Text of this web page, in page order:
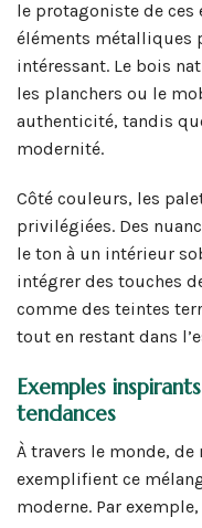
le protagoniste de ces
éléments métalliques
intéressant. Le bois
les planchers ou le
authenticité, tandis
modernité.
Côté couleurs, les
privilégiées. Des
le ton à un intérieur
intégrer des touches
comme des teintes
tout en restant dans
Exemples
tendances
À travers le monde,
exemplifient ce
moderne. Par